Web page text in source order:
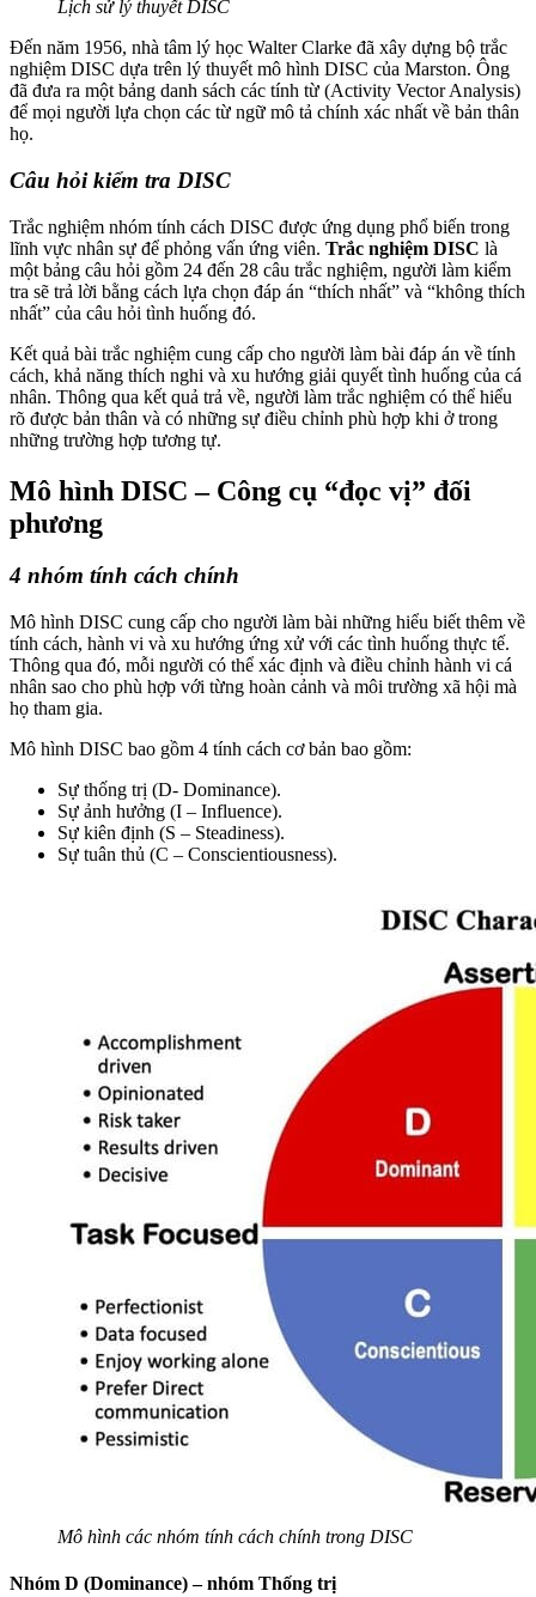
Lịch sử lý thuyết DISC
Đến năm 1956, nhà tâm lý học Walter Clarke đã xây dựng bộ trắc
nghiệm DISC dựa trên lý thuyết mô hình DISC của Marston. Ông
đã đưa ra một bảng danh sách các tính từ (Activity Vector Analysis)
để mọi người lựa chọn các từ ngữ mô tả chính xác nhất về bản thân
họ.
Câu hỏi kiểm tra DISC
Trắc nghiệm nhóm tính cách DISC được ứng dụng phổ biến trong
lĩnh vực nhân sự để phỏng vấn ứng viên. Trắc nghiệm DISC là
một bảng câu hỏi gồm 24 đến 28 câu trắc nghiệm, người làm kiểm
tra sẽ trả lời bằng cách lựa chọn đáp án “thích nhất” và “không thích
nhất” của câu hỏi tình huống đó.
Kết quả bài trắc nghiệm cung cấp cho người làm bài đáp án về tính
cách, khả năng thích nghi và xu hướng giải quyết tình huống của cá
nhân. Thông qua kết quả trả về, người làm trắc nghiệm có thể hiểu
rõ được bản thân và có những sự điều chỉnh phù hợp khi ở trong
những trường hợp tương tự.
Mô hình DISC – Công cụ “đọc vị” đối
phương
4 nhóm tính cách chính
Mô hình DISC cung cấp cho người làm bài những hiểu biết thêm về
tính cách, hành vi và xu hướng ứng xử với các tình huống thực tế.
Thông qua đó, mỗi người có thể xác định và điều chỉnh hành vi cá
nhân sao cho phù hợp với từng hoàn cảnh và môi trường xã hội mà
họ tham gia.
Mô hình DISC bao gồm 4 tính cách cơ bản bao gồm:
Sự thống trị (D- Dominance).
Sự ảnh hưởng (I – Influence).
Sự kiên định (S – Steadiness).
Sự tuân thủ (C – Conscientiousness).
Mô hình các nhóm tính cách chính trong DISC
Nhóm D (Dominance) – nhóm Thống trị